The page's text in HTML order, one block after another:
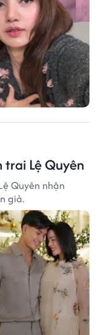
trai Lệ Quyên
Quyên nhận
giả.